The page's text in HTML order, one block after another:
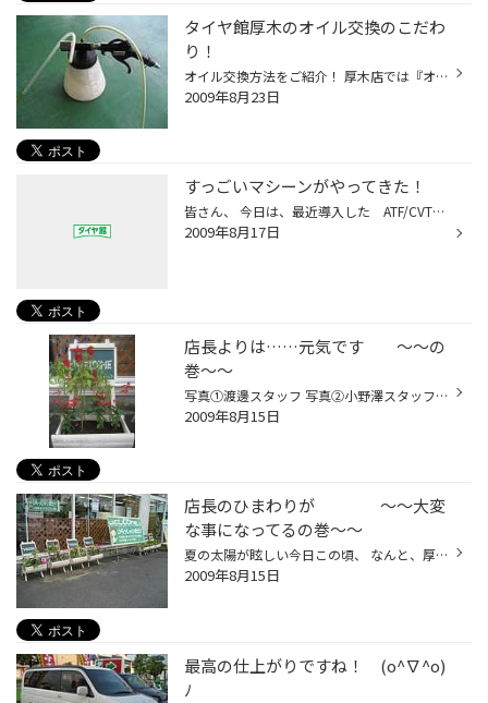
タイヤ館厚木のオイル交換のこだわ
り！
オイル交換方法をご紹介！ 厚木店では『オイルブリーダー』を使用します。 この『オイルブリーダー』は、オイル完全抜き取り装置です。 白のU字フックをオイルバンにさし、エアーホースをつないで吸引します。 普通の下抜きでは、取り除けない汚れたオイルを抜き取ることが出来るのです！ ♪⌒ヽ(*ﾟOﾟ...
2009年8月23日
すっごいマシーンがやってきた！
皆さん、 今日は、最近導入した ATF/CVT交換マシーン その名も 「エコダッシュ５」 を使って点検から交換までの一部始終を紹介したいと思います。 点検方法は、エコダッシュ５が、５つのセンサーを使い、オイルの状態を診断してくれます。 カネコスタッフの愛車を点検してみたところ、 「エコダッ...
2009年8月17日
店長よりは……元気です ～～の
巻～～
写真①渡邊スタッフ 写真②小野澤スタッフと小野スタッフ 写真③金子スタッフ ガーデニング初心者なので、アドバイスをいただければと思います。
2009年8月15日
店長のひまわりが ～～大変
な事になってるの巻～～
夏の太陽が眩しい今日この頃、 なんと、厚木店にお花畑！？が完成しました！！ スタッフ一人一人が専用の鉢を持ち、育てています。 誰が、一番きれいに花を育てることができるのかっ！ もチェックしてください☆ （*^_^*） ～花の紹介～ 福地店長 →→ひまわり＆サルビア 西山副店長 →→けいと...
2009年8月15日
最高の仕上がりですね！ (o^∇^o)
ﾉ